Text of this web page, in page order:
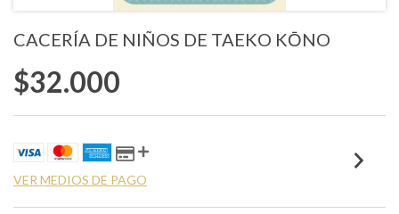
CACERÍA DE NIÑOS DE TAEKO KŌNO
$32.000
VER MEDIOS DE PAGO